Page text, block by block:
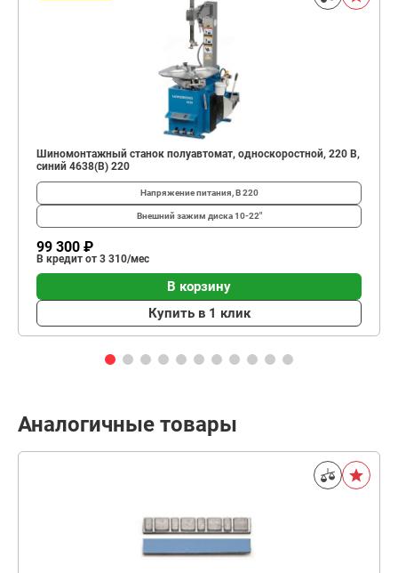
Шиномонтажный станок полуавтомат, односкоростной, 220 В,
синий 4638(B) 220
Напряжение питания, В220
Внешний зажим диска10-22"
99 300 ₽
В кредит от 3 310/мес
В корзину
Купить в 1 клик
Аналогичные товары